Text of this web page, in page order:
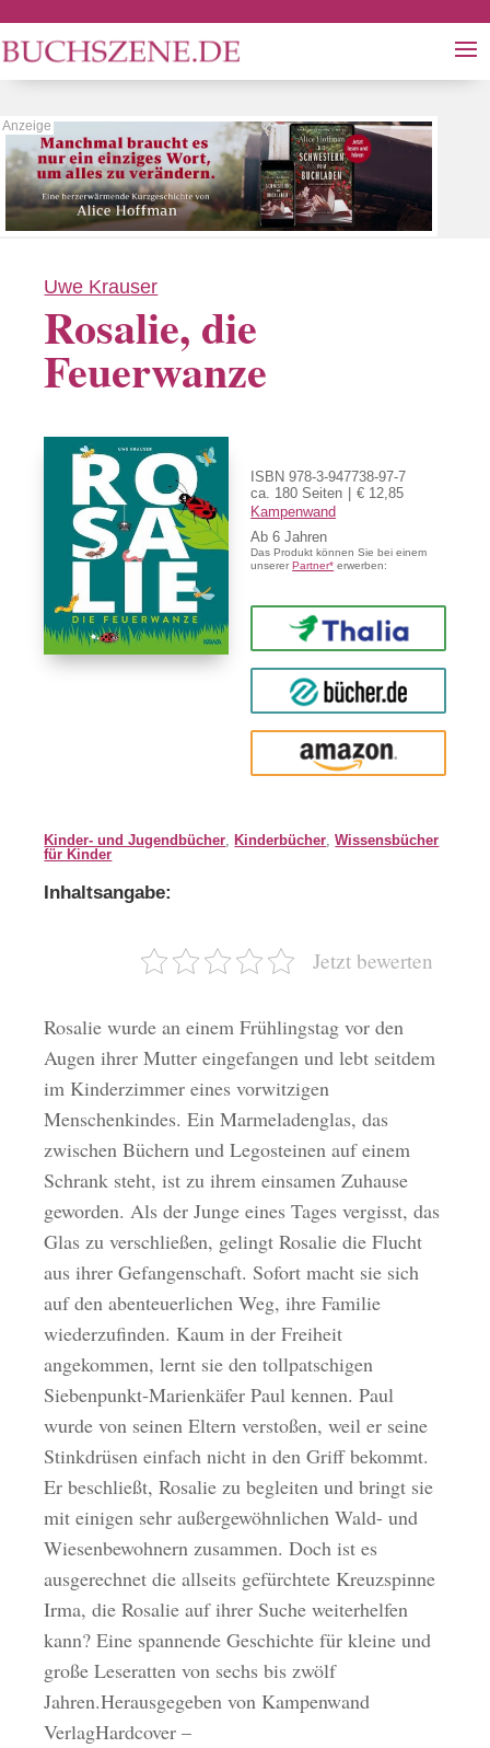
Uwe Krauser
Rosalie, die
Feuerwanze
ISBN 978-3-947738-97-7
ca. 180 Seiten
€ 12,85
Kampenwand
Ab6
Das Produkt können Sie bei einem
unsererPartner* erwerben:
Thalia
buecher.de
Amazon
Kinder- und Jugendbücher, Kinderbücher,Wissensbücher
für Kinder
Inhaltsangabe:
Jetzt bewerten
Rosalie wurde an einem Frühlingstag vor den
Augen ihrer Mutter eingefangen und lebt seitdem
im Kinderzimmer eines vorwitzigen
Menschenkindes. Ein Marmeladenglas, das
zwischen Büchern und Legosteinen auf einem
Schrank steht, ist zu ihrem einsamen Zuhause
geworden. Als der Junge eines Tages vergisst, das
Glas zu verschließen, gelingt Rosalie die Flucht
aus ihrer Gefangenschaft. Sofort macht sie sich
auf den abenteuerlichen Weg, ihre Familie
wiederzufinden. Kaum in der Freiheit
angekommen, lernt sie den tollpatschigen
Siebenpunkt-Marienkäfer Paul kennen. Paul
wurde von seinen Eltern verstoßen, weil er seine
Stinkdrüsen einfach nicht in den Griff bekommt.
Er beschließt, Rosalie zu begleiten und bringt sie
mit einigen sehr außergewöhnlichen Wald- und
Wiesenbewohnern zusammen. Doch ist es
ausgerechnet die allseits gefürchtete Kreuzspinne
Irma, die Rosalie auf ihrer Suche weiterhelfen
kann? Eine spannende Geschichte für kleine und
große Leseratten von sechs bis zwölf
Jahren.Herausgegeben von Kampenwand
VerlagHardcover –